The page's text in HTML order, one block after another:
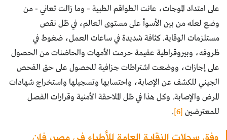
على امتداد الموجات، عانت الطواقم الطبية – وما زالت تعاني - من
وضع لعله من بين الأسوأ على مستوى العالم، في ظل نقص
مستلزمات الوقاية. كثافة شديدة في ساعات العمل، ضغوط في
ظروفه، وبيروقراطية عقيمة حرمت الأمهات والحاضنات من الحصول
على إجازات، ووضعت اشتراطات جزافية للحصول على حق الفحص
الجيني للكشف عن الإصابة، واحتسابها وتسجيلها واستخراج شهادات
المرض والإصابة. وكل هذا في ظل الملاحقة الأمنية وقرارات الفصل
للمعترضين [6]
.
وفق سجلات النقابة العامة للأطباء فى مصر، فإن